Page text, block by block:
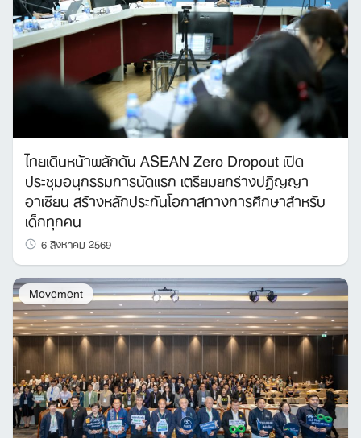
ไทยเดินหน้าผลักดัน ASEAN Zero Dropout เปิด
ประชุมอนุกรรมการนัดแรก เตรียมยกร่างปฏิญญา
อาเซียน สร้างหลักประกันโอกาสทางการศึกษาสำหรับ
เด็กทุกคน
6 สิงหาคม 2569
Movement